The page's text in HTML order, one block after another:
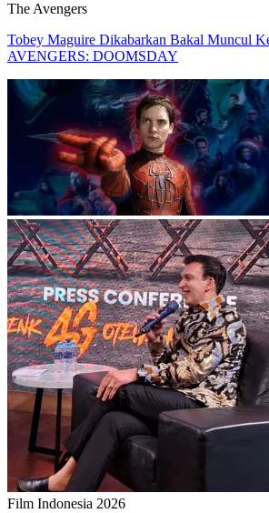
The Avengers
Tobey Maguire Dikabarkan Bakal Muncul
AVENGERS: DOOMSDAY
Film Indonesia 2026